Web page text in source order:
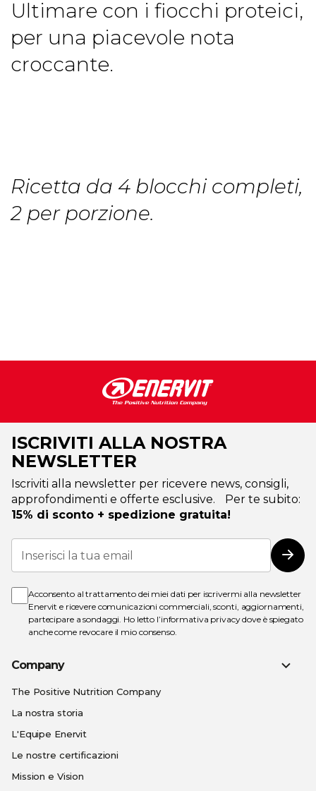
Ultimare con i fiocchi proteici,
per una piacevole nota
croccante.
Ricetta da 4 blocchi completi,
2 per porzione.
ISCRIVITI ALLA NOSTRA
NEWSLETTER
Iscriviti alla newsletter per ricevere news, consigli,
approfondimenti e offerte esclusive. Per te subito:
15% di sconto + spedizione gratuita!
Iscriviti
alla
nostra
Acconsento al trattamento dei miei dati per iscrivermi alla newsletter
Enervit e ricevere comunicazioni commerciali, sconti, aggiornamenti,
partecipare a sondaggi. Ho letto l’informativa privacydove è spiegato
anche come revocare il mio consenso.
Company
The Positive Nutrition Company
La nostra storia
L'Equipe Enervit
Le nostre certificazioni
Mission e Vision